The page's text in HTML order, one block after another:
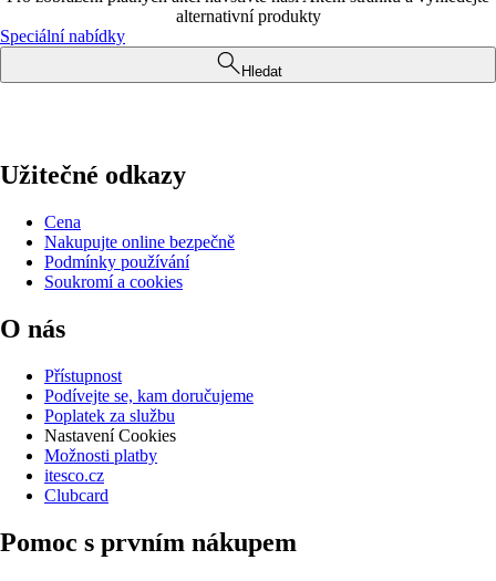
alternativní produkty
Speciální nabídky
Hledat
Užitečné odkazy
Cena
Nakupujte online bezpečně
Podmínky používání
Soukromí a cookies
O nás
Přístupnost
Podívejte se, kam doručujeme
Poplatek za službu
Nastavení Cookies
Možnosti platby
itesco.cz
Clubcard
Pomoc s prvním nákupem